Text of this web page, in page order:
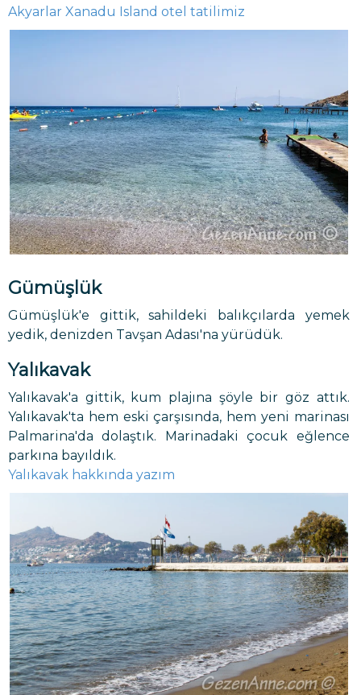
Akyarlar Xanadu Island otel tatilimiz
Gümüşlük
Gümüşlük'e gittik, sahildeki balıkçılarda yemek
yedik, denizden Tavşan Adası'na yürüdük.
Yalıkavak
Yalıkavak'a gittik, kum plajına şöyle bir göz attık.
Yalıkavak'ta hem eski çarşısında, hem yeni marinası
Palmarina'da dolaştık. Marinadaki çocuk eğlence
parkına bayıldık.
Yalıkavak hakkında yazım